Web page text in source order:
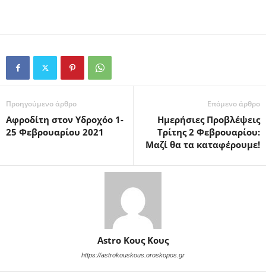
Προηγούμενο άρθρο
Αφροδίτη στον Υδροχόο 1-
25 Φεβρουαρίου 2021
Επόμενο άρθρο
Ημερήσιες Προβλέψεις
Τρίτης 2 Φεβρουαρίου:
Μαζί θα τα καταφέρουμε!
Astro Κους Κους
https://astrokouskous.oroskopos.gr